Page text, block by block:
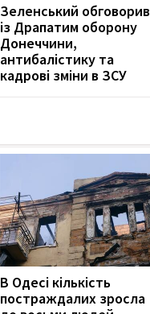
Зеленський обговорив
із Драпатим оборону
Донеччини,
антибалістику та
кадрові зміни в ЗСУ
В Одесі кількість
постраждалих зросла